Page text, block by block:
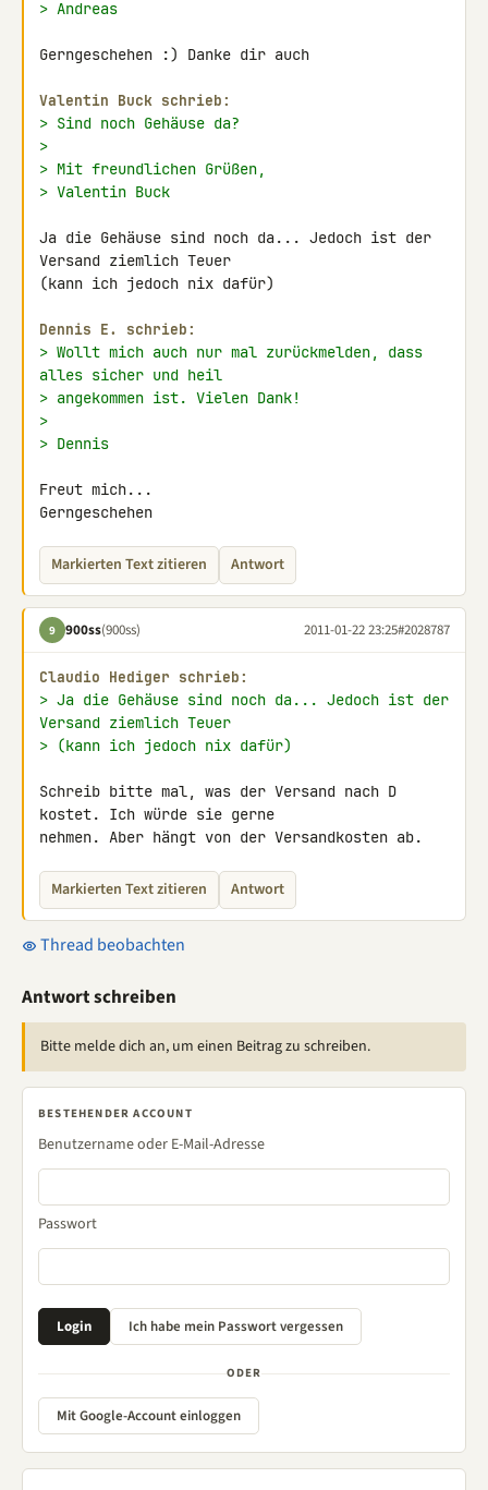
> Andreas
Gerngeschehen :) Danke dir auch
Valentin Buck schrieb:
> Sind noch Gehäuse da?
>
> Mit freundlichen Grüßen,
> Valentin Buck
Ja die Gehäuse sind noch da... Jedoch ist der
Versand ziemlich Teuer
(kann ich jedoch nix dafür)
Dennis E. schrieb:
> Wollt mich auch nur mal zurückmelden, dass
alles sicher und heil
> angekommen ist. Vielen Dank!
>
> Dennis
Freut mich...
Gerngeschehen
Markierten Text zitieren Antwort
9 900ss(900ss) 2011-01-22 23:25#2028787
Claudio Hediger schrieb:
> Ja die Gehäuse sind noch da... Jedoch ist der
Versand ziemlich Teuer
> (kann ich jedoch nix dafür)
Schreib bitte mal, was der Versand nach D
kostet. Ich würde sie gerne
nehmen. Aber hängt von der Versandkosten ab.
Markierten Text zitieren Antwort
Thread beobachten
Antwort schreiben
Bitte melde dich an, um einen Beitrag zu schreiben.
BESTEHENDER ACCOUNT
Benutzername oder E-Mail-Adresse
Passwort
ODER
Mit Google-Account einloggen